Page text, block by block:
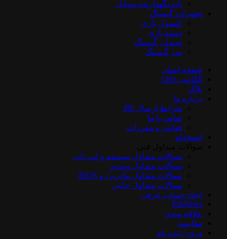
پایه نگهدارنده موبایل
تجهیزات گیمینگ
کنسول بازی
دسته بازی
صندلی گیمینگ
میز گیمینگ
صفحه اصلی
الکامپ 1403
بلاگ
درباره ما
شرایط ارسال کالا
تماس با ما
قوانین و مقررات
استخدام
سوالات متداول سیستم و لپ تاپ
سوالات متداول ویندوز
سوالات متداول مادربرد و BIOS
سوالات متداول جانبی
ایجاد حساب عرفی
PskNews
علاقه مندی
مقایسه
ورود / ثبت نام